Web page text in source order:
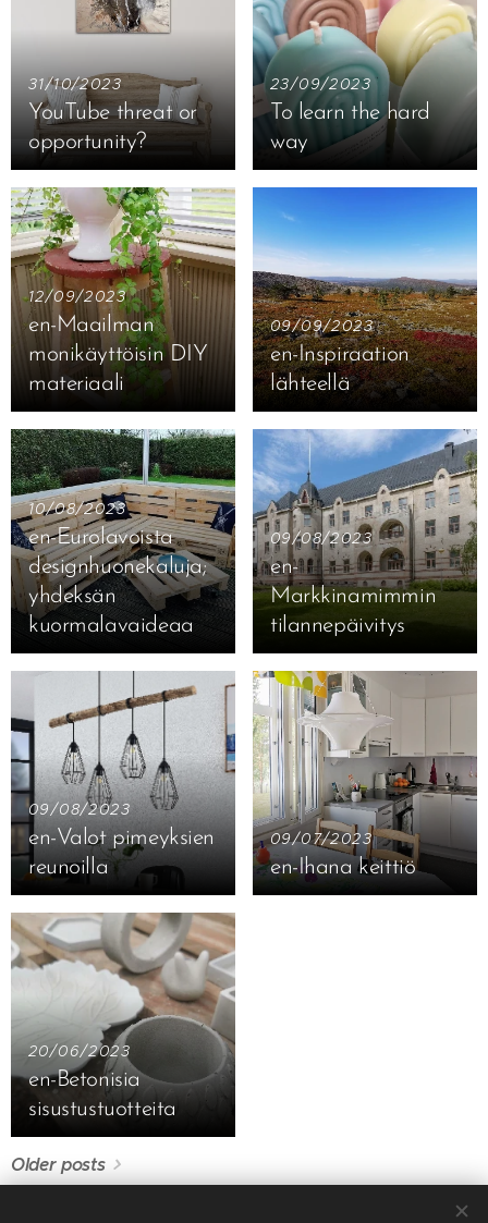
31/10/2023
YouTube threat or
opportunity?
23/09/2023
To learn the hard
way
12/09/2023
en-Maailman
monikäyttöisin DIY
materiaali
09/09/2023
en-Inspiraation
lähteellä
10/08/2023
en-Eurolavoista
designhuonekaluja;
yhdeksän
kuormalavaideaa
09/08/2023
en-
Markkinamimmin
tilannepäivitys
09/08/2023
en-Valot pimeyksien
reunoilla
09/07/2023
en-Ihana keittiö
20/06/2023
en-Betonisia
sisustustuotteita
Older posts